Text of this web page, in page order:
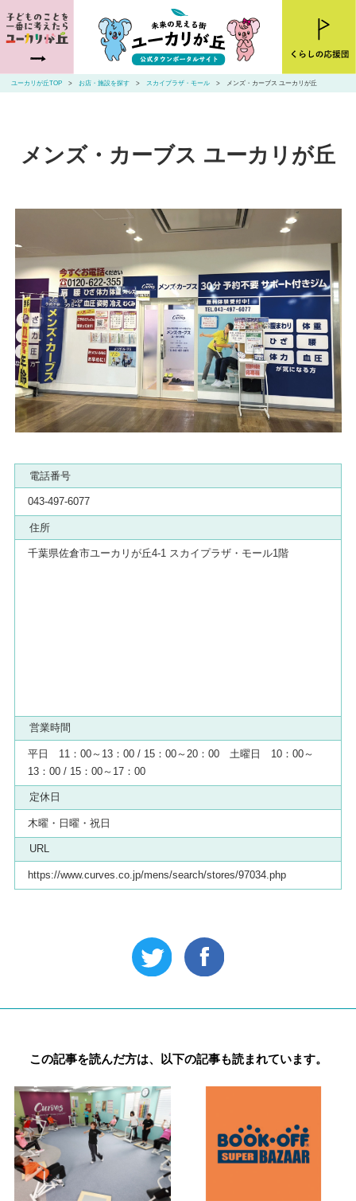
ユーカリが丘とは
ニュース
住まいを探す
山万ユーカリが丘線・こあらバス
お問い合わせ
ユーカリが丘TOP お店・施設を探す スカイプラザ・モール メンズ・カーブス ユーカリが丘
メンズ・カーブス ユーカリが丘
電話番号
043-497-6077
住所
千葉県佐倉市ユーカリが丘4-1 スカイプラザ・モール1階
営業時間
平日 11：00～13：00 / 15：00～20：00 土曜日 10：00～
13：00 / 15：00～17：00
定休日
木曜・日曜・祝日
URL
https://www.curves.co.jp/mens/search/stores/97034.php
この記事を読んだ方は、以下の記事も読まれています。